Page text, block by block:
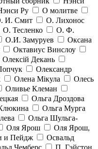
Ру
О молитве
И. Смит
О. Лихонос
О. Тесленко
О. Ф.
О.И. Замуруев
Оксана
Октавиус Винслоу
Олексій Декань
Олександр
Олена Мікула
Олесь
Оливье Клеман
Ольга Дроздова
Ольга Мурга
Ольга Шульга-
Оля Ярош
Оля Ярош,
и Пейдж
Освальд